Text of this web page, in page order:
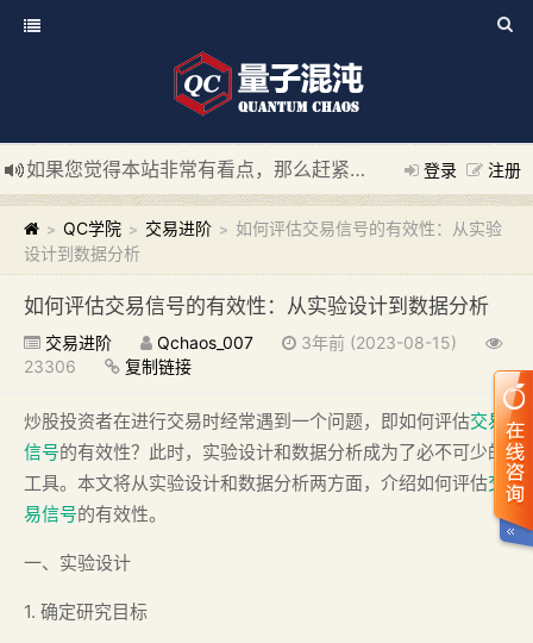
登录 注册
如果您觉得本站非常有看点，那么赶紧使用Ctrl+D 收藏我们吧
新添加量子混沌系统板块，欢迎大家访问！
---“量子混沌系
> QC学院 > 交易进阶 > 如何评估交易信号的有效性：从实验
设计到数据分析
如何评估交易信号的有效性：从实验设计到数据分析
交易进阶 Qchaos_007
3年前 (2023-08-15)
23306
复制链接
炒股投资者在进行交易时经常遇到一个问题，即如何评估交易
信号的有效性？此时，实验设计和数据分析成为了必不可少的
工具。本文将从实验设计和数据分析两方面，介绍如何评估交
易信号的有效性。
一、实验设计
1. 确定研究目标